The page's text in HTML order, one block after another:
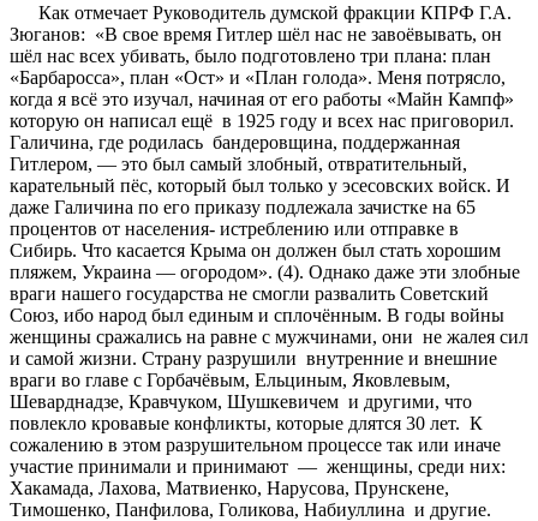
Как отмечает Руководитель думской фракции КПРФ Г.А.
Зюганов: «В свое время Гитлер шёл нас не завоёвывать, он
шёл нас всех убивать, было подготовлено три плана: план
«Барбаросса», план «Ост» и «План голода». Меня потрясло,
когда я всё это изучал, начиная от его работы «Майн Кампф»
которую он написал ещё в 1925 году и всех нас приговорил.
Галичина, где родилась бандеровщина, поддержанная
Гитлером, — это был самый злобный, отвратительный,
карательный пёс, который был только у эсесовских войск. И
даже Галичина по его приказу подлежала зачистке на 65
процентов от населения- истреблению или отправке в
Сибирь. Что касается Крыма он должен был стать хорошим
пляжем, Украина — огородом». (4). Однако даже эти злобные
враги нашего государства не смогли развалить Советский
Союз, ибо народ был единым и сплочённым. В годы войны
женщины сражались на равне с мужчинами, они не жалея сил
и самой жизни. Страну разрушили внутренние и внешние
враги во главе с Горбачёвым, Ельциным, Яковлевым,
Шеварднадзе, Кравчуком, Шушкевичем и другими, что
повлекло кровавые конфликты, которые длятся 30 лет. К
сожалению в этом разрушительном процессе так или иначе
участие принимали и принимают — женщины, среди них:
Хакамада, Лахова, Матвиенко, Нарусова, Прунскене,
Тимошенко, Панфилова, Голикова, Набиуллина и другие.